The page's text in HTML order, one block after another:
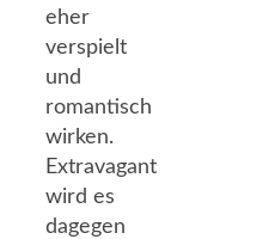
eher
verspielt
und
romantisch
wirken.
Extravagant
wird es
dagegen